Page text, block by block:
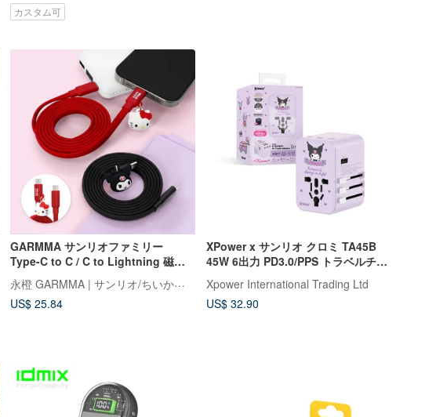
カスタム可
GARMMA サンリオファミリー
Type-C to C / C to Lightning 磁気
急速充電ケーブル
永橙 GARMMA | サンリオ/ちいかわ/もふさんど/クレヨンしんちゃん 台湾正規ストア
US$ 25.84
XPower x サンリオ クロミ TA45B
45W 6出力 PD3.0/PPS トラベルチャ
Xpower International Trading Ltd
US$ 32.90